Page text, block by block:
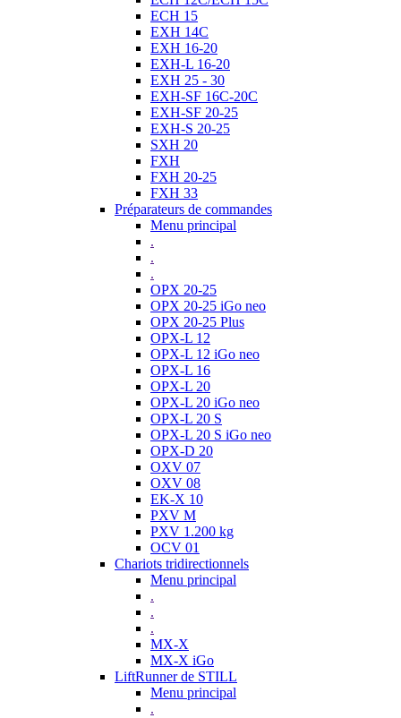
ECH 15
EXH 14C
EXH 16-20
EXH-L 16-20
EXH 25 - 30
EXH-SF 16C-20C
EXH-SF 20-25
EXH-S 20-25
SXH 20
FXH
FXH 20-25
FXH 33
Préparateurs de commandes
Menu principal
.
.
.
OPX 20-25
OPX 20-25 iGo neo
OPX 20-25 Plus
OPX-L 12
OPX-L 12 iGo neo
OPX-L 16
OPX-L 20
OPX-L 20 iGo neo
OPX-L 20 S
OPX-L 20 S iGo neo
OPX-D 20
OXV 07
OXV 08
EK-X 10
PXV M
PXV 1.200 kg
OCV 01
Chariots tridirectionnels
Menu principal
.
.
.
MX-X
MX-X iGo
LiftRunner de STILL
Menu principal
.